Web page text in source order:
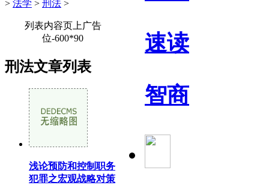
速读
智商
> 法学 > 刑法 >
列表内容页上广告
位-600*90
刑法文章列表
浅论预防和控制职务
犯罪之宏观战略对策